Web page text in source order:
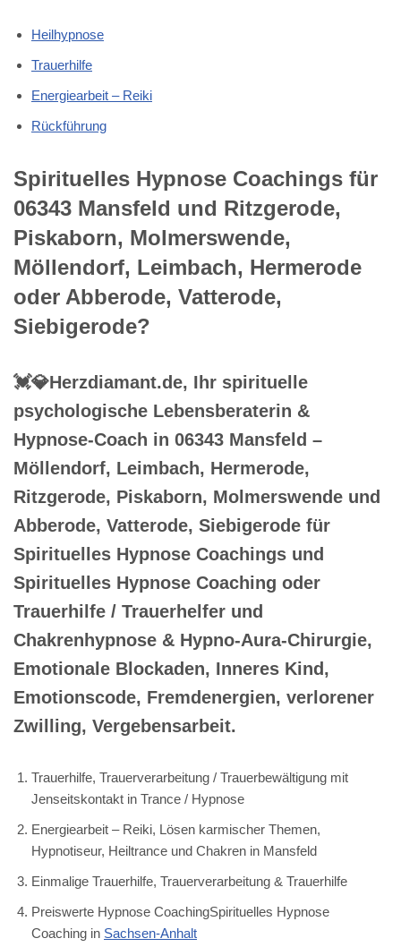
Heilhypnose
Trauerhilfe
Energiearbeit – Reiki
Rückführung
Spirituelles Hypnose Coachings für
06343 Mansfeld und Ritzgerode,
Piskaborn, Molmerswende,
Möllendorf, Leimbach, Hermerode
oder Abberode, Vatterode,
Siebigerode?
💓️💎Herzdiamant.de, Ihr spirituelle
psychologische Lebensberaterin &
Hypnose-Coach in 06343 Mansfeld –
Möllendorf, Leimbach, Hermerode,
Ritzgerode, Piskaborn, Molmerswende und
Abberode, Vatterode, Siebigerode für
Spirituelles Hypnose Coachings und
Spirituelles Hypnose Coaching oder
Trauerhilfe / Trauerhelfer und
Chakrenhypnose & Hypno-Aura-Chirurgie,
Emotionale Blockaden, Inneres Kind,
Emotionscode, Fremdenergien, verlorener
Zwilling, Vergebensarbeit.
Trauerhilfe, Trauerverarbeitung / Trauerbewältigung mit
Jenseitskontakt in Trance / Hypnose
Energiearbeit – Reiki, Lösen karmischer Themen,
Hypnotiseur, Heiltrance und Chakren in Mansfeld
Einmalige Trauerhilfe, Trauerverarbeitung & Trauerhilfe
Preiswerte Hypnose CoachingSpirituelles Hypnose
Coaching in Sachsen-Anhalt